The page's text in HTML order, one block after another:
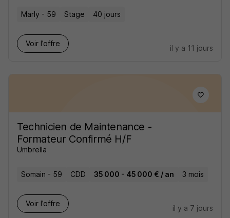
Marly - 59 Stage 40 jours
Voir l’offre
il y a 11 jours
Technicien de Maintenance -
Formateur Confirmé H/F
Umbrella
Somain - 59 CDD 35 000 - 45 000 € / an 3 mois
Voir l’offre
il y a 7 jours